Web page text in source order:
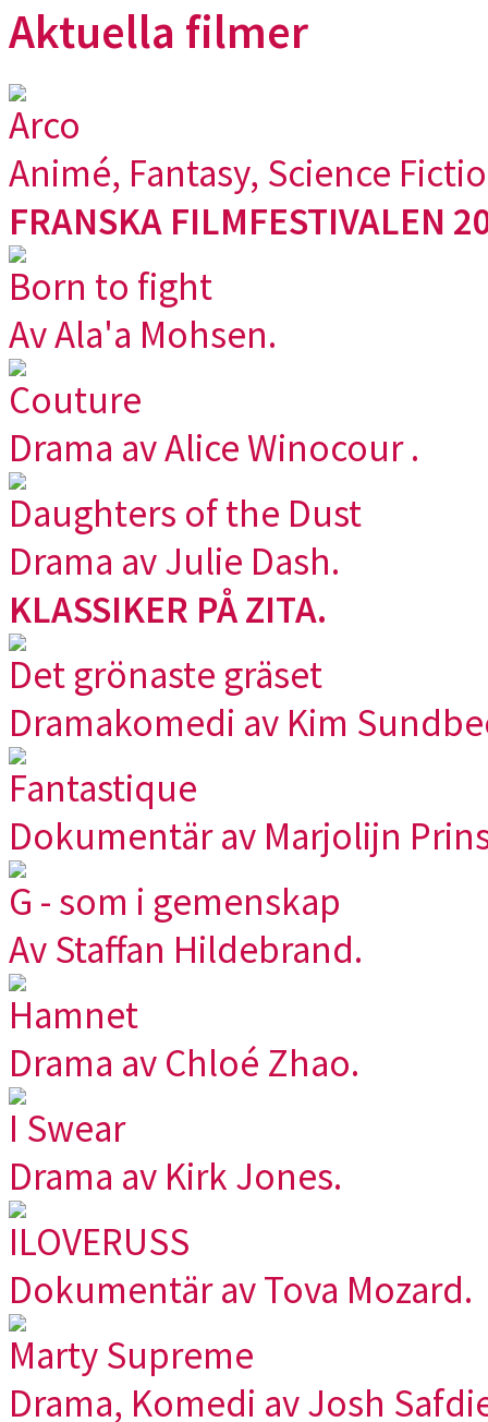
Aktuella filmer
Arco
Animé, Fantasy, Science
FRANSKA FILMFESTIVALEN
Born to fight
Av Ala'a Mohsen.
Couture
Drama av Alice Winocour .
Daughters of the Dust
Drama av Julie Dash.
KLASSIKER PÅ ZITA.
Det grönaste gräset
Dramakomedi av Kim
Fantastique
Dokumentär av Marjolijn
G - som i gemenskap
Av Staffan Hildebrand.
Hamnet
Drama av Chloé Zhao.
I Swear
Drama av Kirk Jones.
ILOVERUSS
Dokumentär av Tova Mozard.
Marty Supreme
Drama, Komedi av Josh